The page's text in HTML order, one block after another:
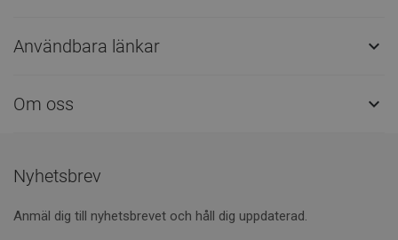
Användbara länkar 
Om oss 
Nyhetsbrev
Anmäl dig till nyhetsbrevet och håll dig uppdaterad.